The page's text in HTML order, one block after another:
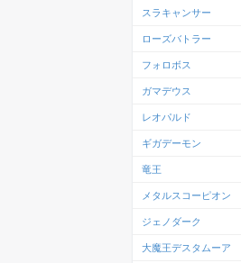
スラキャンサー
ローズバトラー
フォロボス
ガマデウス
レオパルド
ギガデーモン
竜王
メタルスコーピオン
ジェノダーク
大魔王デスタムーア